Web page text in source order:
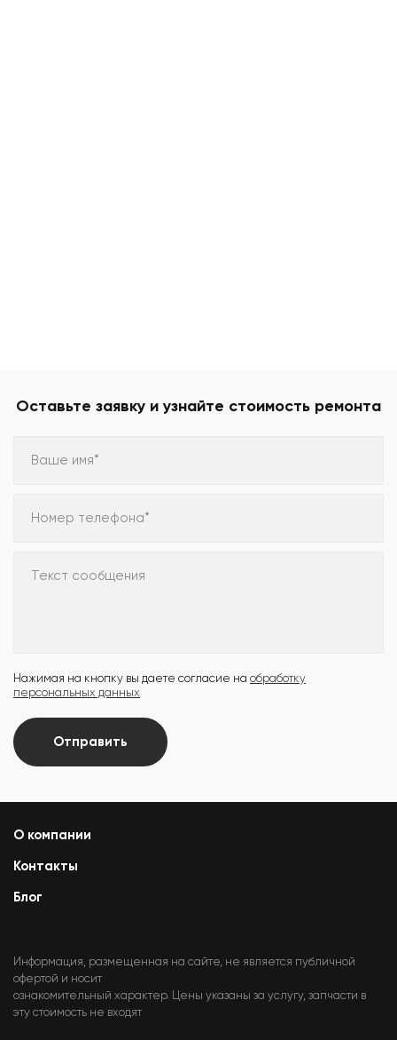
Оставьте заявку и узнайте стоимость ремонта
Ваше имя*
Номер телефона*
Текст сообщения
Нажимая на кнопку вы даете согласие на обработку
персональных данных
Отправить
О компании
Контакты
Блог
Информация, размещенная на сайте, не является публичной
офертой и носит
ознакомительный характер. Цены указаны за услугу, запчасти в
эту стоимость не входят